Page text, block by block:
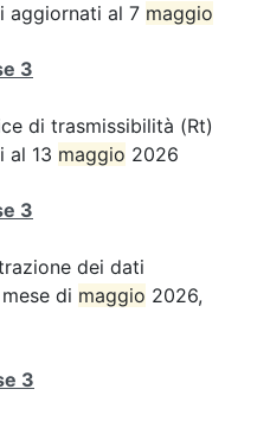
aggiornati al 7 maggio
3
di trasmissibilità (Rt)
al 13 maggio 2026
3
dei dati
di maggio 2026,
3